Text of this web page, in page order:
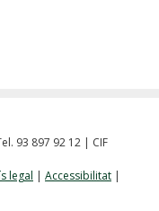
93 897 92 12 | CIF
legal | Accessibilitat |